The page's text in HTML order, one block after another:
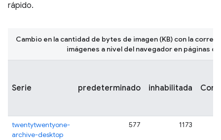
rápido.
Serie predeterminado inhabilitada
twentytwentyone-
archive-desktop
577 1173
Cambio en la cantidad de bytes de imagen (KB) con la
imágenes a nivel del navegador en páginas